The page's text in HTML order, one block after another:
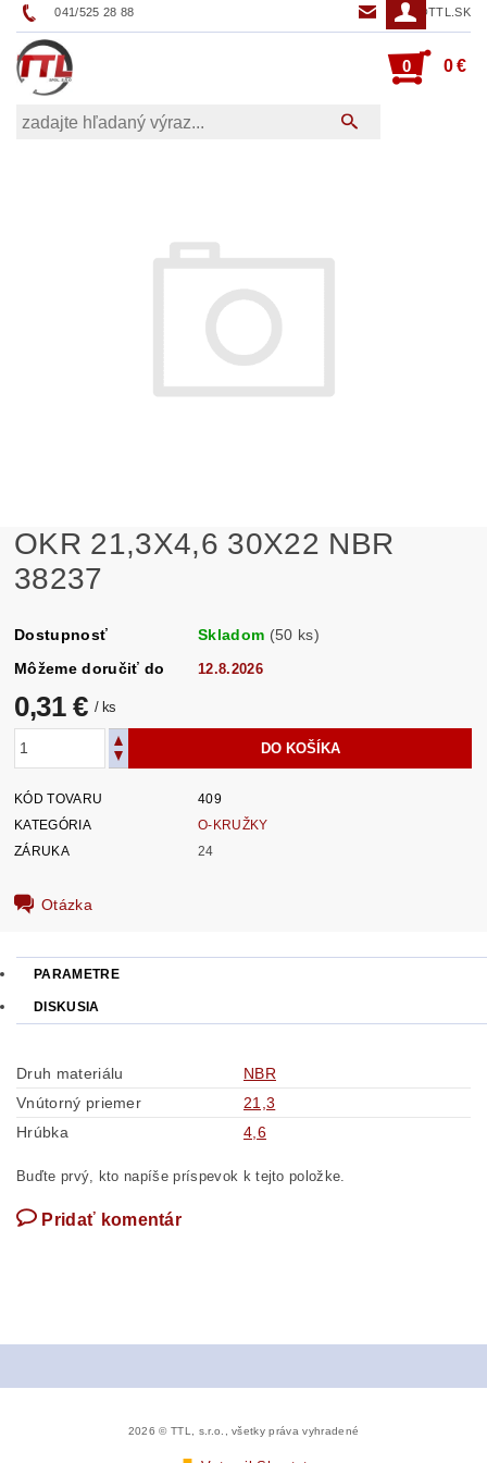
041/525 28 88 TTL@TTL.SK
0 0 €
OKR 21,3X4,6 30X22 NBR
38237
Dostupnosť Skladom (50 ks)
Môžeme doručiť do
12.8.2026
0,31 € / ks
KÓD TOVARU
409
KATEGÓRIA
O-KRUŽKY
ZÁRUKA
24
Otázka
PARAMETRE
DISKUSIA
Druh materiálu
NBR
Vnútorný priemer
21,3
Hrúbka
4,6
Buďte prvý, kto napíše príspevok k tejto položke.
Pridať komentár
2026 © TTL, s.r.o., všetky práva vyhradené